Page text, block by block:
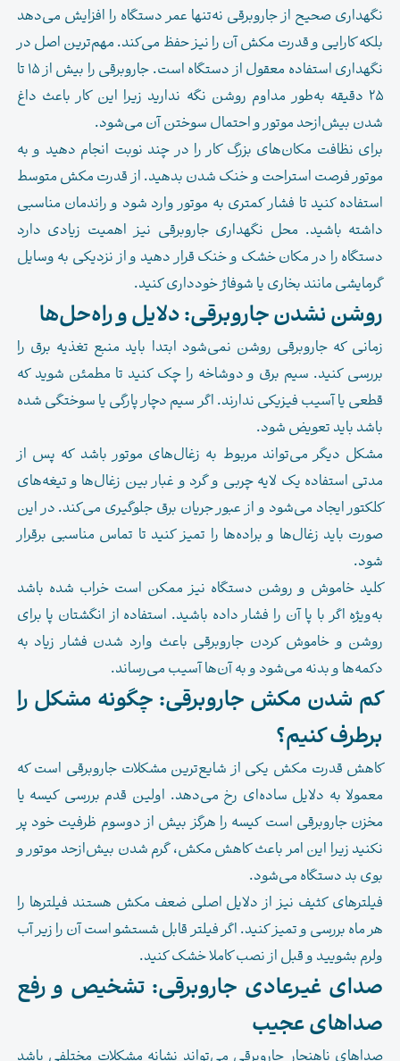
نگهداری صحیح از جاروبرقی نه‌تنها عمر دستگاه را افزایش می‌دهد
بلکه کارایی و قدرت مکش آن را نیز حفظ می‌کند. مهم‌ترین اصل در
نگهداری استفاده معقول از دستگاه است. جاروبرقی را بیش از ۱۵ تا
۲۵ دقیقه به‌طور مداوم روشن نگه ندارید زیرا این کار باعث داغ
شدن بیش‌از‌حد موتور و احتمال سوختن آن می‌شود.
برای نظافت مکان‌های بزرگ کار را در چند نوبت انجام دهید و به
موتور فرصت استراحت و خنک شدن بدهید. از قدرت مکش متوسط
استفاده کنید تا فشار کمتری به موتور وارد شود و راندمان مناسبی
داشته باشید. محل نگهداری جاروبرقی نیز اهمیت زیادی دارد
دستگاه را در مکان خشک و خنک قرار دهید و از نزدیکی به وسایل
گرمایشی مانند بخاری یا شوفاژ خودداری کنید.
روشن نشدن جاروبرقی: دلایل و راه‌حل‌ها
زمانی که جاروبرقی روشن نمی‌شود ابتدا باید منبع تغذیه برق را
بررسی کنید. سیم برق و دوشاخه را چک کنید تا مطمئن شوید که
قطعی یا آسیب فیزیکی ندارند. اگر سیم دچار پارگی یا سوختگی شده
باشد باید تعویض شود.
مشکل دیگر می‌تواند مربوط به زغال‌های موتور باشد که پس از
مدتی استفاده یک لایه چربی و گرد و غبار بین زغال‌ها و تیغه‌های
کلکتور ایجاد می‌شود و از عبور جریان برق جلوگیری می‌کند. در این
صورت باید زغال‌ها و براده‌ها را تمیز کنید تا تماس مناسبی برقرار
شود.
کلید خاموش و روشن دستگاه نیز ممکن است خراب شده باشد
به‌ویژه اگر با پا آن را فشار داده باشید. استفاده از انگشتان پا برای
روشن و خاموش کردن جاروبرقی باعث وارد شدن فشار زیاد به
دکمه‌ها و بدنه می‌شود و به آن‌ها آسیب می‌رساند.
کم شدن مکش جاروبرقی: چگونه مشکل را
برطرف کنیم؟
کاهش قدرت مکش یکی از شایع‌ترین مشکلات جاروبرقی است که
معمولا به دلایل ساده‌ای رخ می‌دهد. اولین قدم بررسی کیسه یا
مخزن جاروبرقی است کیسه را هرگز بیش از دوسوم ظرفیت خود پر
نکنید زیرا این امر باعث کاهش مکش، گرم شدن بیش‌از‌حد موتور و
بوی بد دستگاه می‌شود.
فیلترهای کثیف نیز از دلایل اصلی ضعف مکش هستند فیلترها را
هر ماه بررسی و تمیز کنید. اگر فیلتر قابل شستشو است آن را زیر آب
ولرم بشویید و قبل از نصب کاملا خشک کنید.
صدای غیرعادی جاروبرقی: تشخیص و رفع
صداهای عجیب